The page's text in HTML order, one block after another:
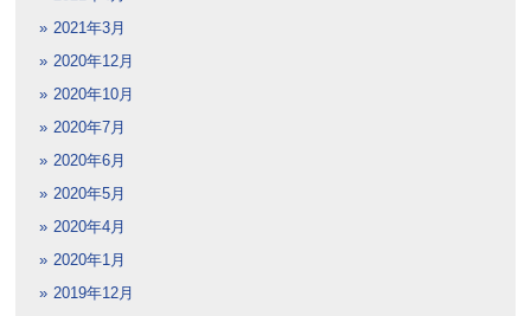
2021年3月
2020年12月
2020年10月
2020年7月
2020年6月
2020年5月
2020年4月
2020年1月
2019年12月